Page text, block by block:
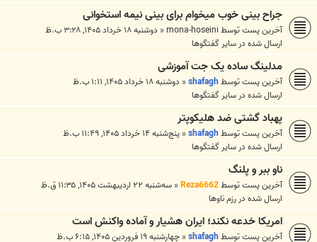
جراح بینی خوب میخوام برای بینی نیمه استخوانی
آخرین پست توسطmona-hoseini
« دوشنبه ۱۸ خرداد ۱۴۰۵, ۳:۲۸ ب.ظ
ارسال شده در ساير گفتگوها
مدلینگ ساده یک جت آموزشی
آخرین پست توسطshafagh
« دوشنبه ۱۸ خرداد ۱۴۰۵, ۱:۱۱ ب.ظ
ارسال شده در ساير گفتگوها
پهباد گشتی ضد هلیکوپتر
آخرین پست توسطshafagh
« پنج‌شنبه ۱۴ خرداد ۱۴۰۵, ۱۱:۴۹ ب.ظ
ارسال شده در ساير گفتگوها
ناو ببر و پلنگ
آخرین پست توسطReza6662
« سه‌شنبه ۲۲ اردیبهشت ۱۴۰۵, ۱۱:۳۵ ق.ظ
ارسال شده در رزم ناوها
امریکا خدعه نکند؛ ایران هشیار و آماده واکنش است
آخرین پست توسطshafagh
« چهارشنبه ۱۹ فروردین ۱۴۰۵, ۶:۱۵ ب.ظ